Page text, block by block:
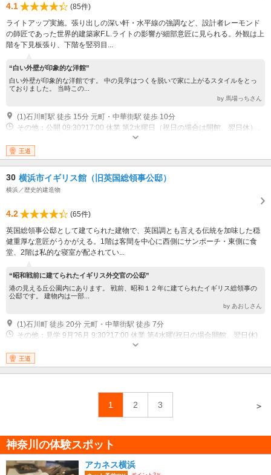
4.1
(85件)
ライトアップ実施。張り出しの深い軒・水平線の強調など、設計者レーモンド
の師匠であった世界的建築家F.L.ライトの影響が細部意匠に見られる。外観は上
階を下見板張り、下階を竪羽目...
“白い外壁が印象的な洋館”
白い外壁が印象的な洋館です。 中の見学はつくを脱いで家に上がるスタイルをとっ
ておりました。 当時この...
by 馬場っちさん
(1)石川町駅 徒歩 15分 元町・中華街駅 徒歩 10分
その他：公開 09:30?17:00 休業 第2水曜日（祝日の場合は開館、翌日休）、
王道
30 横浜市イギリス館（旧英国総領事公邸）
横浜／歴史的建造物
4.2
(65件)
英国総領事公邸として建てられた建物で、英国調とも言える伝統を加味した穏
健重厚な意匠がうかがえる。1階は客間を中心に西側にサンポーチ・東側に食
堂、2階は私的な寝室が配されてい...
“昭和戦前に建てられたイギリス外交官の公邸”
港の見える丘公園内にあります。 戦前、昭和１２年に建てられたイギリス総領事の
公邸です。 建物内は一部...
by あおしさん
(1)石川町 徒歩 20分 元町・中華街駅 徒歩 7分
その他：見学 9月?6月 9:30?17:00 休業 第4水曜(祝日の場合開館、翌日休)
休業 年末年始 見学 7月?8月 9:30?18:00
王道
1 2 3 ＞
神奈川の体験スポット
アカネス横浜